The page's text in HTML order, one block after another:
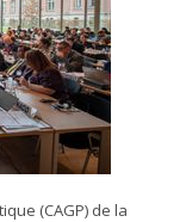
(CAGP) de la